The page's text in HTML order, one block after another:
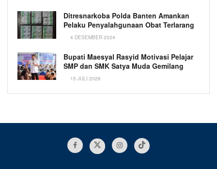
Ditresnarkoba Polda Banten Amankan
Pelaku Penyalahgunaan Obat Terlarang
4 DESEMBER 2024
Bupati Maesyal Rasyid Motivasi Pelajar
SMP dan SMK Satya Muda Gemilang
15 JULI 2026